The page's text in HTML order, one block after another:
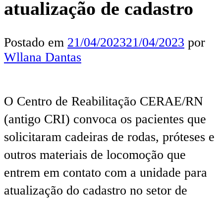
atualização de cadastro
Postado em 21/04/202321/04/2023 por
Wllana Dantas
O Centro de Reabilitação CERAE/RN
(antigo CRI) convoca os pacientes que
solicitaram cadeiras de rodas, próteses e
outros materiais de locomoção que
entrem em contato com a unidade para
atualização do cadastro no setor de